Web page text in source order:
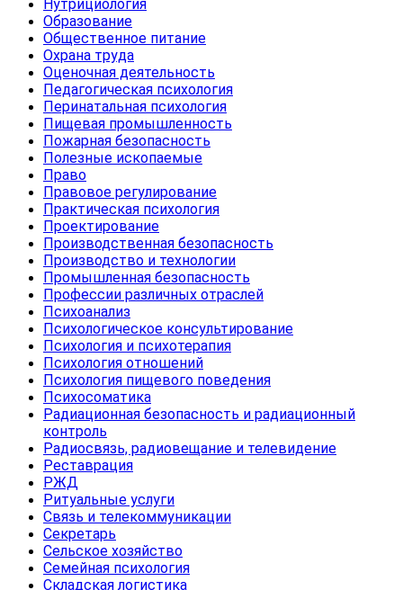
Нутрициология
Образование
Общественное питание
Охрана труда
Оценочная деятельность
Педагогическая психология
Перинатальная психология
Пищевая промышленность
Пожарная безопасность
Полезные ископаемые
Право
Правовое регулирование
Практическая психология
Проектирование
Производственная безопасность
Производство и технологии
Промышленная безопасность
Профессии различных отраслей
Психоанализ
Психологическое консультирование
Психология и психотерапия
Психология отношений
Психология пищевого поведения
Психосоматика
Радиационная безопасность и радиационный
контроль
Радиосвязь, радиовещание и телевидение
Реставрация
РЖД
Ритуальные услуги
Связь и телекоммуникации
Секретарь
Сельское хозяйство
Семейная психология
Складская логистика